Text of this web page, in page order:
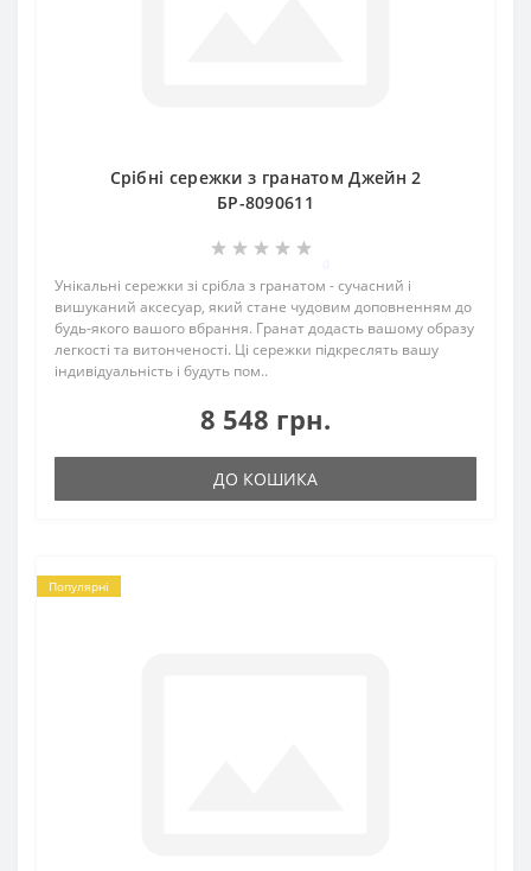
Срібні сережки з гранатом Джейн 2
БР-8090611
Унікальні сережки зі срібла з гранатом - сучасний і
вишуканий аксесуар, який стане чудовим доповненням до
будь-якого вашого вбрання. Гранат додасть вашому образу
легкості та витонченості. Ці сережки підкреслять вашу
індивідуальність і будуть пом..
8 548 грн.
ДО КОШИКА
Популярні